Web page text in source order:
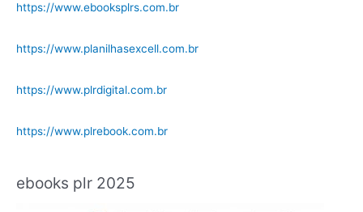
https://www.ebooksplrs.com.br
https://www.planilhasexcell.com.br
https://www.plrdigital.com.br
https://www.plrebook.com.br
ebooks plr 2025